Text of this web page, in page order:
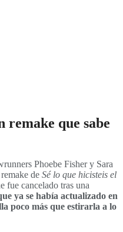
remake que sabe
Phoebe Fisher y Sara
de Sé lo que hicisteis el
fue cancelado tras una
ya se había actualizado en
poco más que estirarla a lo